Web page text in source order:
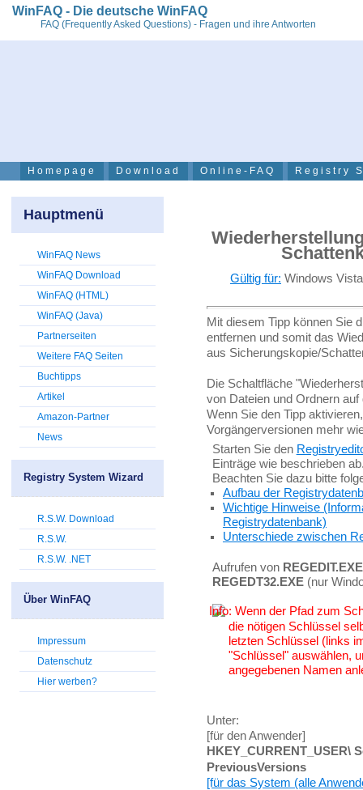
WinFAQ - Die deutsche WinFAQ
FAQ (Frequently Asked Questions) - Fragen und ihre Antworten
Homepage Download Online-FAQ Registry
Gültig für: Windows
Mit diesem Tipp können Sie
entfernen und somit das
aus Sicherungskopie/
Die Schaltfläche
von Dateien und Ordnern
Wenn Sie den Tipp
Vorgängerversionen mehr
Starten Sie den
Einträge wie beschrieben
Beachten Sie dazu bitte
Aufbau der
Wichtige Hinweise
Registrydatenbank)
Unterschiede zwischen
Aufrufen von REGEDIT.EXE
REGEDT32.EXE(nur
Wenn der Pfad zum
die nötigen Schlüssel
letzten Schlüssel (links
"Schlüssel" auswählen,
angegebenen Namen
Unter:
[für den Anwender]
HKEY_CURRENT_USER\
PreviousVersions
[für das System (alle
Hauptmenü
WinFAQ News
WinFAQ Download
WinFAQ (HTML)
WinFAQ (Java)
Partnerseiten
Weitere FAQ Seiten
Buchtipps
Artikel
Amazon-Partner
News
Registry System Wizard
R.S.W. Download
R.S.W.
R.S.W. .NET
Über WinFAQ
Impressum
Datenschutz
Hier werben?